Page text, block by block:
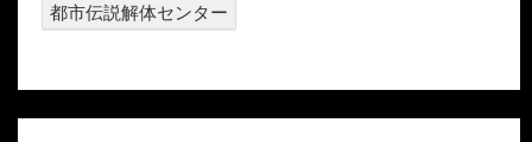
都市伝説解体センター